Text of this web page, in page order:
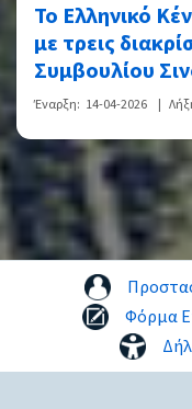
Το Ελληνικό
με τρεις
Συμβουλίου
Έναρξη: 14-04-2026 |
Φόρμα